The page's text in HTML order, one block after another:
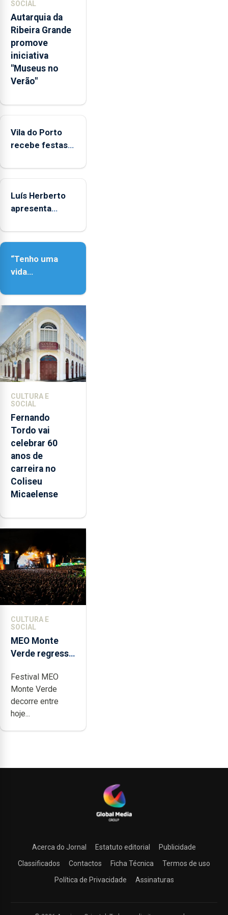
pessoais,
emocionais
e
sociais
junto
das
crianças
SOCIAL
Autarquia da
Ribeira Grande
promove
iniciativa
"Museus no
Verão"
Vila do Porto
recebe festas
Nossa Senhora
Luís Herberto
apresenta
Paisagem’
“Tenho uma
vida
cheia de
trabalho,
dedicação,
gosto e muita
paixão”
CULTURA E
SOCIAL
Fernando
Tordo vai
celebrar 60
anos de
carreira no
Coliseu
Micaelense
CULTURA E
SOCIAL
MEO Monte
Verde regressa
acessibilidade
Festival MEO
Monte Verde
decorre entre
hoje...
Acerca do Jornal Estatuto editorial
Publicidade
Classificados
Contactos Ficha Técnica
Termos de uso
Política de Privacidade
Assinaturas